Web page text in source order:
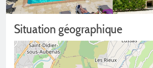
Situation géographique